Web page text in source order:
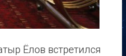
Ёлов встретился